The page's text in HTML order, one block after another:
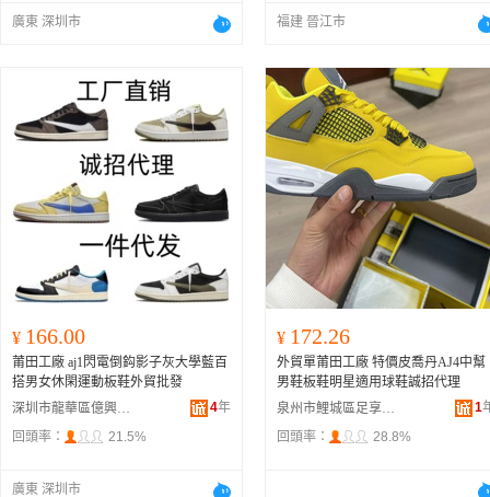
廣東 深圳市 福建 晉江市
¥ 166.00
莆田工廠 aj1閃電倒鈎影子灰大學藍百
搭男女休閑運動板鞋外貿批發
深圳市龍華區億興鞋服商行
4年
回頭率：
21.5%
廣東 深圳市
¥ 172.26
外貿單莆田工廠 特價皮喬丹AJ4中幫
男鞋板鞋明星適用球鞋誠招代理
泉州市鯉城區足享匯貿易商行
1
回頭率：
28.8%